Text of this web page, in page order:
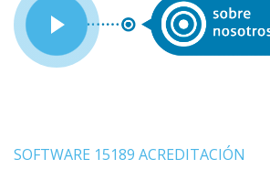
SOFTWARE 15189 ACREDITACIÓN